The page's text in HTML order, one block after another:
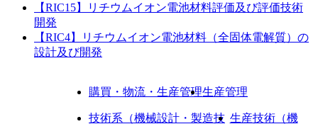
【RIC15】リチウムイオン電池材料評価及び評価技術
開発
【RIC4】リチウムイオン電池材料（全固体電解質）の
設計及び開発
購買・物流・生産管理生産管理
技術系（機械設計・製造技 生産技術（機